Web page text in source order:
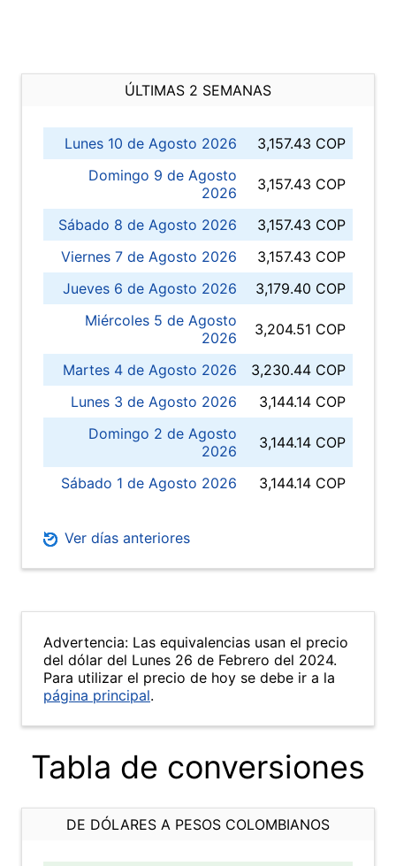
ÚLTIMAS 2 SEMANAS
Lunes 10 de Agosto 2026
3,157.43 COP
Domingo 9 de Agosto
2026
3,157.43 COP
Sábado 8 de Agosto 2026
3,157.43 COP
Viernes 7 de Agosto 2026
3,157.43 COP
Jueves 6 de Agosto 2026
3,179.40 COP
Miércoles 5 de Agosto
2026
3,204.51 COP
Martes 4 de Agosto 2026
3,230.44 COP
Lunes 3 de Agosto 2026
3,144.14 COP
Domingo 2 de Agosto
2026
3,144.14 COP
Sábado 1 de Agosto 2026 3,144.14 COP
Ver días anteriores
Advertencia: Las equivalencias usan el precio
del dólar del Lunes 26 de Febrero del 2024.
Para utilizar el precio de hoy se debe ir a la
página principal.
Tabla de conversiones
DE DÓLARES A PESOS COLOMBIANOS